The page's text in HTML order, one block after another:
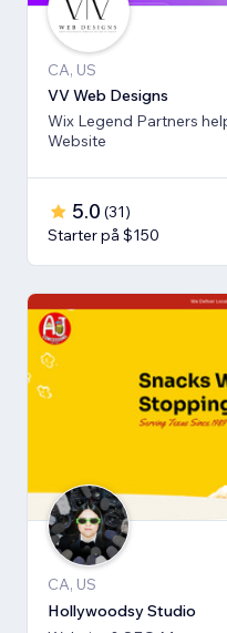
CA, US
VV Web Designs
Wix Legend Partners
Website
5.0 (31)
Starter på $150
CA, US
Hollywoodsy Studio